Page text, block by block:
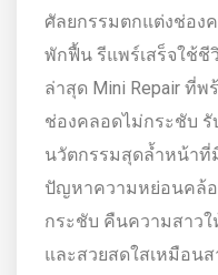
ศัลยกรรมตกแต่งช่อง
พักฟื้น รีแพร์เสร็จใช้ชี
ล่าสุด Mini Repair ที่
ช่องคลอดไม่กระชับ รั
นวัตกรรมสุดล้ำหน้า
ปัญหาความหย่อนคล้
กระชับ คืนความสาว
และสวยสดใสเหมือน